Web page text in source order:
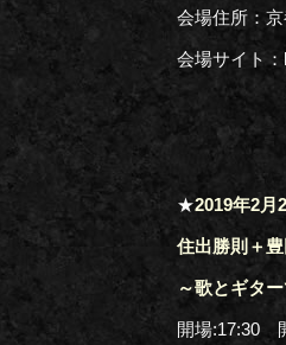
会場住所：
会場サイト
★2019年2月
住出勝則＋
～歌とギタ
開場:17:30